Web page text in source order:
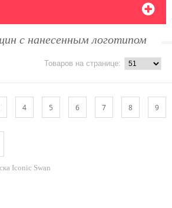
с нанесенным логотипом
Товаров на странице:
4 5 6 7 8 9
Iconic Swan